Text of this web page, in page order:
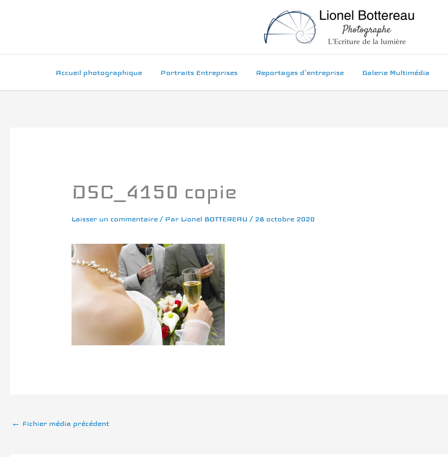
Accueil photographique Portraits Entreprises Reportages d’entreprise Galerie Multimédia
DSC_4150 copie
Laisser un commentaire / Par Lionel BOTTEREAU/ 28 octobre 2020
← Fichier média précédent